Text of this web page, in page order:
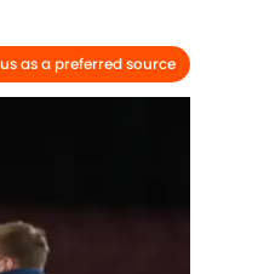
as a preferred source